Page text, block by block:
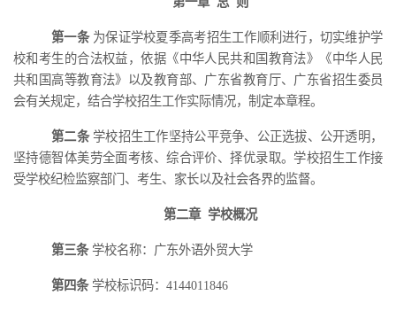
第一条 为保证学校夏季高考招生工作顺利进行，切实维护学
校和考生的合法权益，依据《中华人民共和国教育法》《中华人民
共和国高等教育法》以及教育部、广东省教育厅、广东省招生委员
会有关规定，结合学校招生工作实际情况，制定本章程。
第二条 学校招生工作坚持公平竞争、公正选拔、公开透明，
坚持德智体美劳全面考核、综合评价、择优录取。学校招生工作接
受学校纪检监察部门、考生、家长以及社会各界的监督。
第二章 学校概况
第三条 学校名称：广东外语外贸大学
第四条 学校标识码： 4144011846